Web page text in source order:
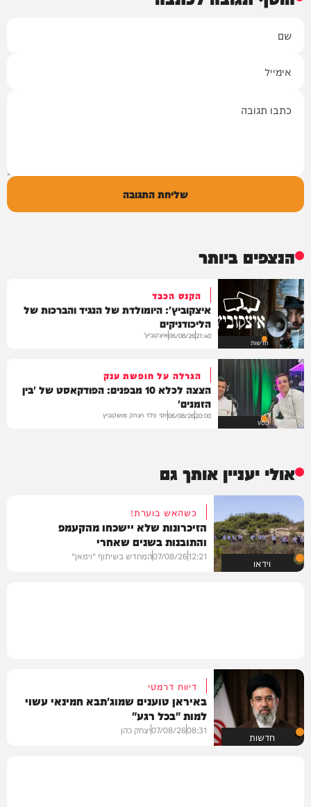
שליחת התגובה
הנצפים ביותר
חדשות
הקנס הכבד
איצקוביץ': היומולדת של הנגיד והברכות של
הליכודניקים
21:40
06/08/26איצקוביץ'
VOD
הגרלה על חופשת ענק
הצצה לכלא 10 מבפנים: הפודקאסט של 'בין
הזמנים'
20:00
06/08/26יוסי פלד ויצחק מושקוביץ
אולי יעניין אותך גם
וידאו
כשהאש בוערת!
הזיכרונות שלא יישכחו מהקעמפ
והתובנות בשנים שאחרי
12:21
07/08/26המחדש בשיתוף "וימאן"
חדשות
דיווח דרמטי
באיראן טוענים שמוג'תבא חמינאי עשוי
למות "בכל רגע"
08:31
07/08/26יצחק כהן